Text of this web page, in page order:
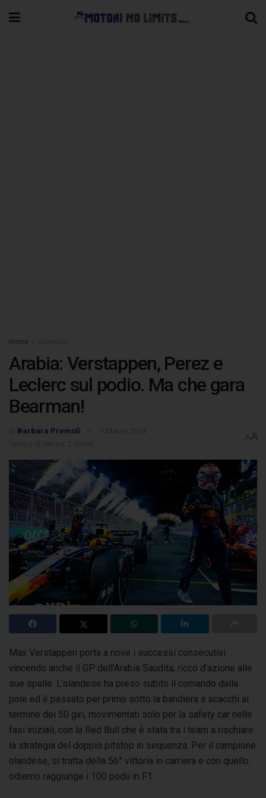
Home
Arabia: Verstappen, Perez e
Leclerc sul podio. Ma che gara
Bearman!
Barbara Premoli
AA
Max Verstappen porta a nove i successi consecutivi
vincendo anche il GP dell’Arabia Saudita, ricco d’azione alle
sue spalle. L’olandese ha preso subito il comando dalla
pole ed è passato per primo sotto la bandiera a scacchi al
termine dei 50 giri, movimentati solo per la safety car nelle
fasi iniziali, con la Red Bull che è stata tra i team a rischiare
la strategia del doppio pitstop in sequenza. Per il campione
olandese, si tratta della 56° vittoria in carriera e con quello
odierno raggiunge i 100 podii in F1.